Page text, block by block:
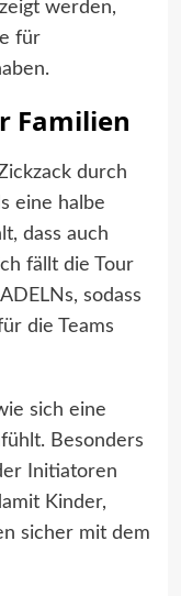
werden,
für
Familien
durch
eine halbe
dass auch
fällt die Tour
sodass
die Teams
sich eine
Besonders
Initiatoren
Kinder,
sicher mit dem